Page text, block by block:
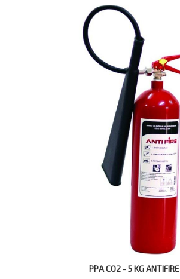
PPA CO2 - 5 KG ANTIFIRE